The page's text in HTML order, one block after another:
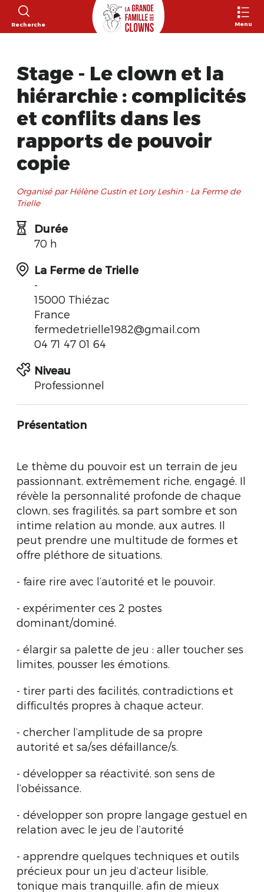
Recherche Menu
Stage - Le clown et la
hiérarchie : complicités
et conflits dans les
rapports de pouvoir
copie
Organisé par Hélène Gustin et Lory Leshin - La Ferme de
Trielle
Durée
70 h
La Ferme de Trielle
-
15000 Thiézac
France
fermedetrielle1982@gmail.com
‭04 71 47 01 64‬
Niveau
Professionnel
Présentation
Le thème du pouvoir est un terrain de jeu
passionnant, extrêmement riche, engagé. Il
révèle la personnalité profonde de chaque
clown, ses fragilités, sa part sombre et son
intime relation au monde, aux autres. Il
peut prendre une multitude de formes et
offre pléthore de situations.
- faire rire avec l’autorité et le pouvoir.
- expérimenter ces 2 postes
dominant/dominé.
- élargir sa palette de jeu : aller toucher ses
limites, pousser les émotions.
- tirer parti des facilités, contradictions et
difficultés propres à chaque acteur.
- chercher l’amplitude de sa propre
autorité et sa/ses défaillance/s.
- développer sa réactivité, son sens de
l’obéissance.
- développer son propre langage gestuel en
relation avec le jeu de l’autorité
- apprendre quelques techniques et outils
précieux pour un jeu d’acteur lisible,
tonique mais tranquille, afin de mieux